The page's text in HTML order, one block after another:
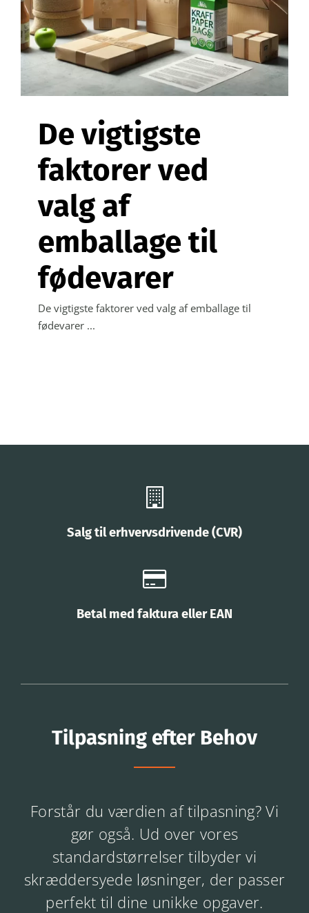
Kontakt
Webshop
De vigtigste
faktorer ved
valg af
emballage til
fødevarer
De vigtigste faktorer ved valg af emballage til
fødevarer ...
Salg til erhvervsdrivende (CVR)
Betal med faktura eller EAN
Tilpasning efter Behov
Forstår du værdien af tilpasning? Vi
gør også. Ud over vores
standardstørrelser tilbyder vi
skræddersyede løsninger, der passer
perfekt til dine unikke opgaver.